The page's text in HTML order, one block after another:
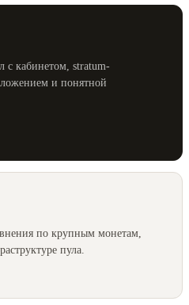
с кабинетом, stratum-
и понятной
по крупным монетам,
пула.